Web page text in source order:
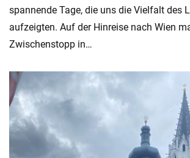
spannende Tage, die uns die Vielfalt des
aufzeigten. Auf der Hinreise nach Wien
Zwischenstopp in…